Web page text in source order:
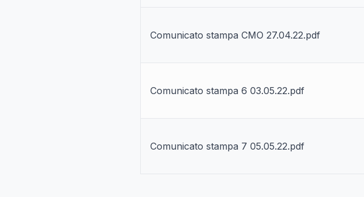
Comunicato stampa CMO 27.04.22.pdf
Comunicato stampa 6 03.05.22.pdf
Comunicato stampa 7 05.05.22.pdf